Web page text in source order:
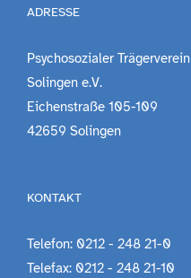
ADRESSE
Psychosozialer Trägerverein
Solingen e.V.
Eichenstraße 105-109
42659 Solingen
KONTAKT
Telefon: 0212 - 248 21-0
Telefax: 0212 - 248 21-10